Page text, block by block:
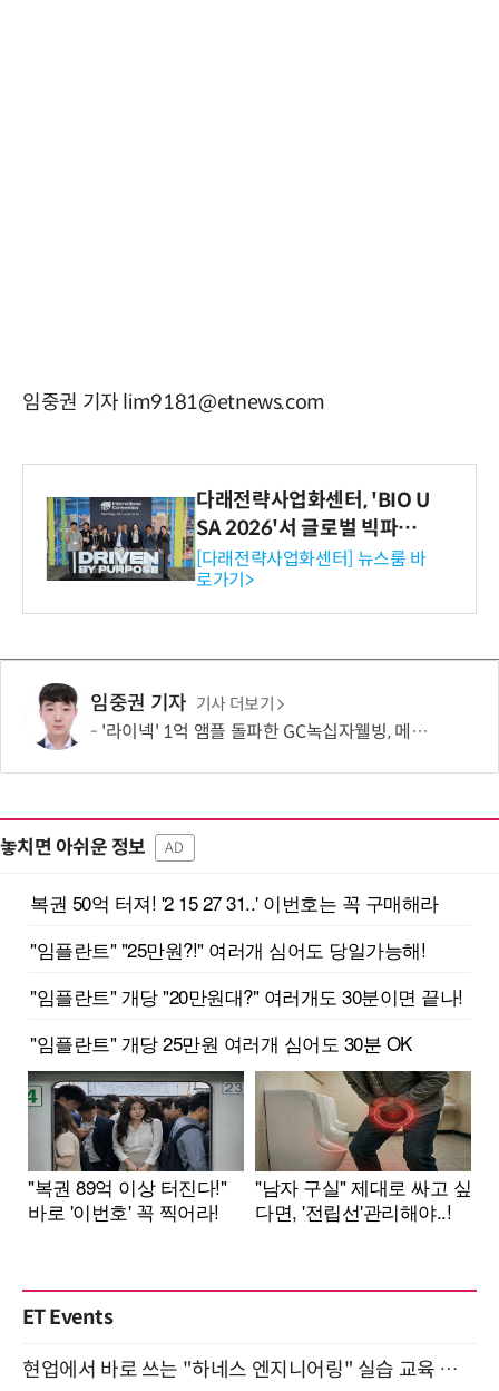
임중권 기자 lim9181@etnews.com
다래전략사업화센터, 'BIO U
SA 2026'서 글로벌 빅파마
와의 비즈니스 미팅 지원…K
-바이오 해외 진출 교두보 확
보
[다래전략사업화센터] 뉴스룸 바
로가기>
임중권 기자 기사 더보기
'라이넥' 1억 앰플 돌파한 GC녹십자웰빙, 메디컬 에스테틱 확장
놓치면 아쉬운 정보 AD
ET Events
현업에서 바로 쓰는 "하네스 엔지니어링" 실습 교육 워크숍 8월 20일 개최